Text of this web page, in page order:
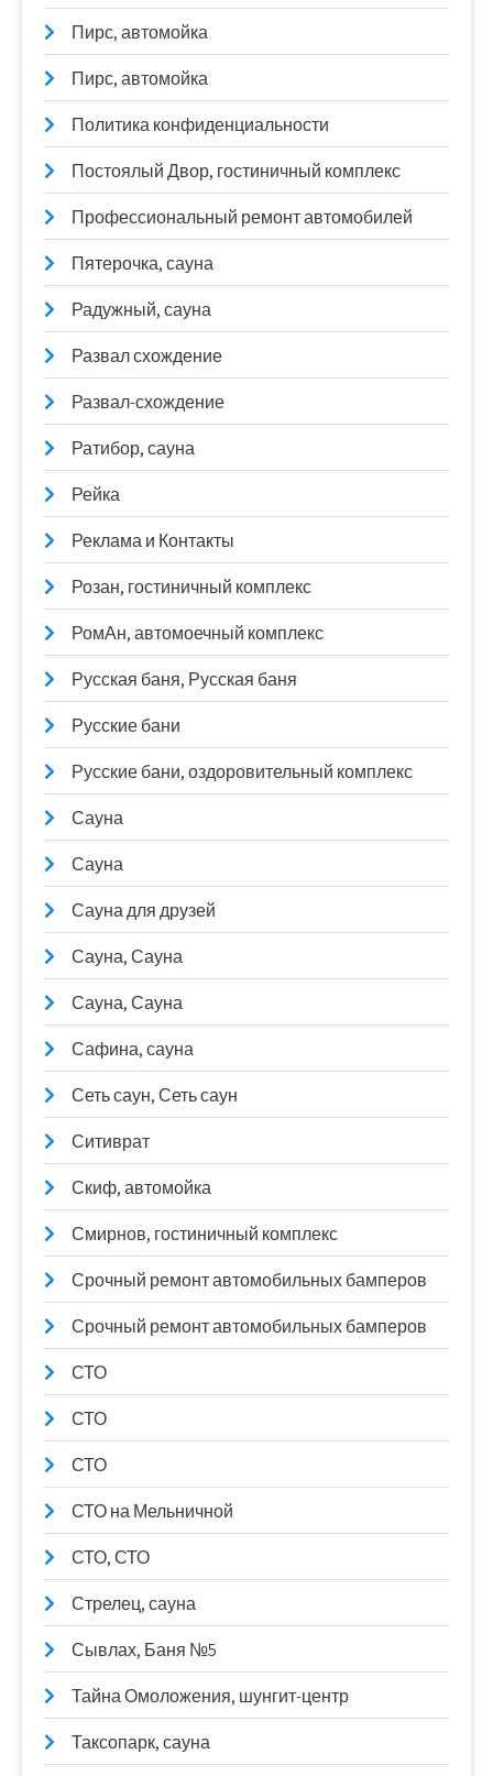
Пирс, автомойка
Пирс, автомойка
Политика конфиденциальности
Постоялый Двор, гостиничный комплекс
Профессиональный ремонт автомобилей
Пятерочка, сауна
Радужный, сауна
Развал схождение
Развал-схождение
Ратибор, сауна
Рейка
Реклама и Контакты
Розан, гостиничный комплекс
РомАн, автомоечный комплекс
Русская баня, Русская баня
Русские бани
Русские бани, оздоровительный комплекс
Сауна
Сауна
Сауна для друзей
Сауна, Сауна
Сауна, Сауна
Сафина, сауна
Сеть саун, Сеть саун
Ситиврат
Скиф, автомойка
Смирнов, гостиничный комплекс
Срочный ремонт автомобильных бамперов
Срочный ремонт автомобильных бамперов
СТО
СТО
СТО
СТО на Мельничной
СТО, СТО
Стрелец, сауна
Сывлах, Баня №5
Тайна Омоложения, шунгит-центр
Таксопарк, сауна